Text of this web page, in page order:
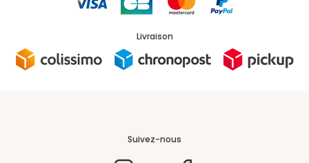
Livraison
Suivez-nous